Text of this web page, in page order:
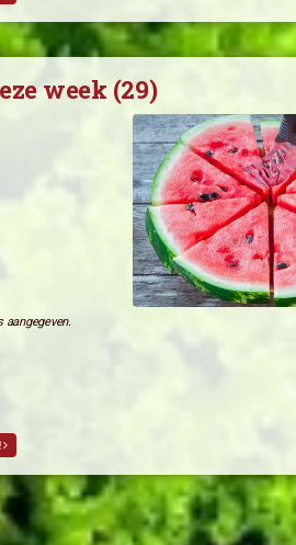
aangegeven.
wat!
deze week (29)